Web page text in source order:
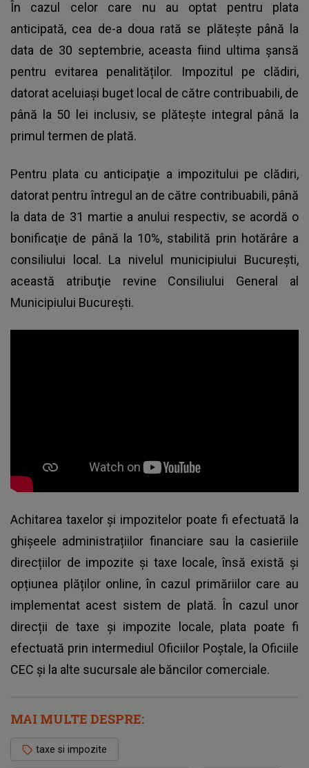
În cazul celor care nu au optat pentru plata
anticipată, cea de-a doua rată se plătește până la
data de 30 septembrie, aceasta fiind ultima șansă
pentru evitarea penalităților. Impozitul pe clădiri,
datorat aceluiaşi buget local de către contribuabili, de
până la 50 lei inclusiv, se plăteşte integral până la
primul termen de plată.
Pentru plata cu anticipaţie a impozitului pe clădiri,
datorat pentru întregul an de către contribuabili, până
la data de 31 martie a anului respectiv, se acordă o
bonificaţie de până la 10%, stabilită prin hotărâre a
consiliului local. La nivelul municipiului Bucureşti,
această atribuţie revine Consiliului General al
Municipiului Bucureşti.
Achitarea taxelor și impozitelor poate fi efectuată la
ghișeele administrațiilor financiare sau la casieriile
direcțiilor de impozite și taxe locale, însă există și
opțiunea plăților online, în cazul primăriilor care au
implementat acest sistem de plată. În cazul unor
direcții de taxe și impozite locale, plata poate fi
efectuată prin intermediul Oficiilor Poștale, la Oficiile
CEC și la alte sucursale ale băncilor comerciale.
MAI MULTE DESPRE:
taxe si impozite